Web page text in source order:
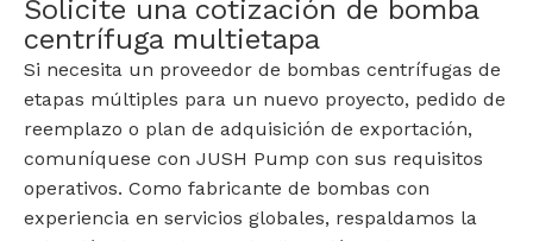
Solicite una cotización de bomba
centrífuga multietapa
Si necesita un proveedor de bombas centrífugas de
etapas múltiples para un nuevo proyecto, pedido de
reemplazo o plan de adquisición de exportación,
comuníquese con JUSH Pump con sus requisitos
operativos. Como fabricante de bombas con
experiencia en servicios globales, respaldamos la